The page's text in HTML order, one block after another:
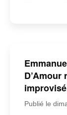
Publié le